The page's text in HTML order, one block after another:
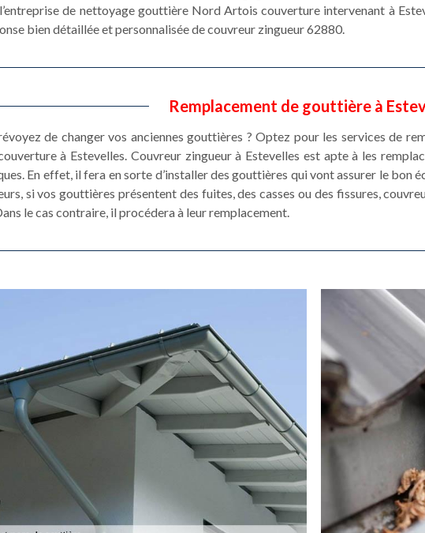
de nettoyage gouttière Nord Artois couverture intervenant à
bien détaillée et personnalisée de couvreur zingueur 62880.
Remplacement de gouttière à
de changer vos anciennes gouttières ? Optez pour les services de
à Estevelles. Couvreur zingueur à Estevelles est apte à les
En effet, il fera en sorte d’installer des gouttières qui vont assurer le bon
si vos gouttières présentent des fuites, des casses ou des fissures,
le cas contraire, il procédera à leur remplacement.